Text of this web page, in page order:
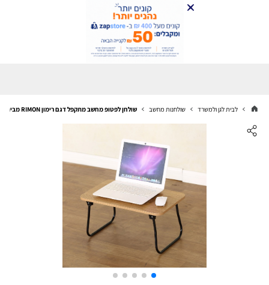
לבית לגן ולמשרד שולחנות מחשב שולחן לפטופ מחשב מתקפל דגם רימון RIMON מבית סטאר שופ STAR SHOP